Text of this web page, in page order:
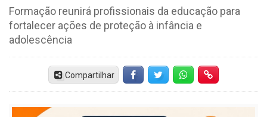
Formação reunirá profissionais da educação para
fortalecer ações de proteção à infância e
adolescência
Compartilhar FacebookTwitter Whatsapp